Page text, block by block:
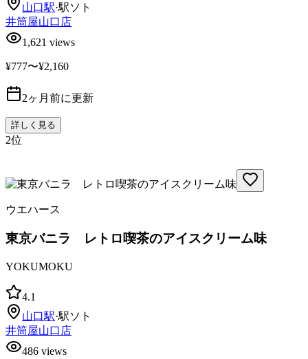
山口駅·駅ソト
井筒屋山口店
1,621 views
¥777〜¥2,160
2ヶ月前に更新
詳しく見る
2位
ウエハース
東京バニラ レトロ喫茶のアイスクリーム味
YOKUMOKU
4.1
山口駅·駅ソト
井筒屋山口店
486 views